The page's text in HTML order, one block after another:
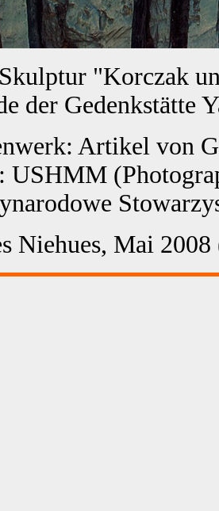
"Korczak
der Gedenkstätte
Artikel von
USHMM
Niehues, Mai 2008